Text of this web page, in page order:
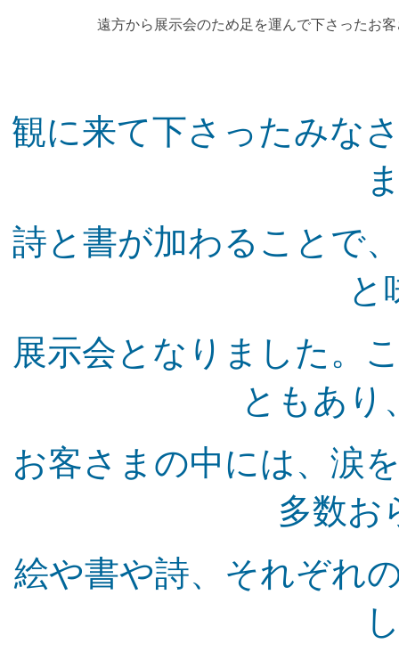
遠方から展示会のため足を運んで下さったお
観に来て下さったみな
詩と書が加わることで
と
展示会となりました。
ともあり
お客さまの中には、涙
多数お
絵や書や詩、それぞれ